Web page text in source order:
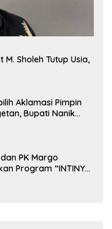
Sholeh Tutup Usia,
Aklamasi Pimpin
Bupati Nanik
PK Margo
Program “INTINYA